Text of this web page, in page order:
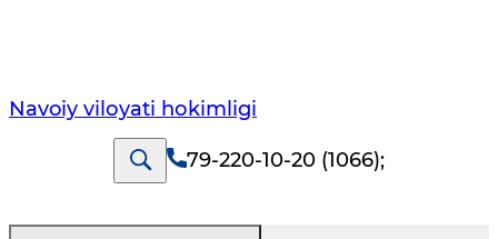
Navoiy vilоyati hоkimligi
79-220-10-20 (1066);